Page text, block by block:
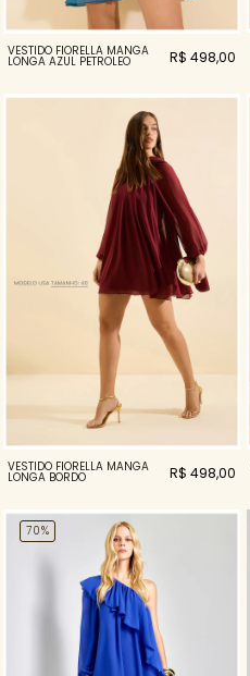
VESTIDO FIORELLA MANGA
LONGA AZUL PETROLEO R$ 498,00
VESTIDO FIORELLA MANGA
LONGA BORDO R$ 498,00
70%